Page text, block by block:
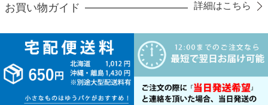
お買い物ガイド 詳細はこちら